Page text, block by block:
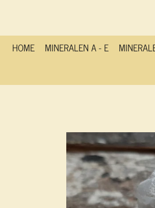
de
hoofdinhoud
HOME MINERALEN A - E